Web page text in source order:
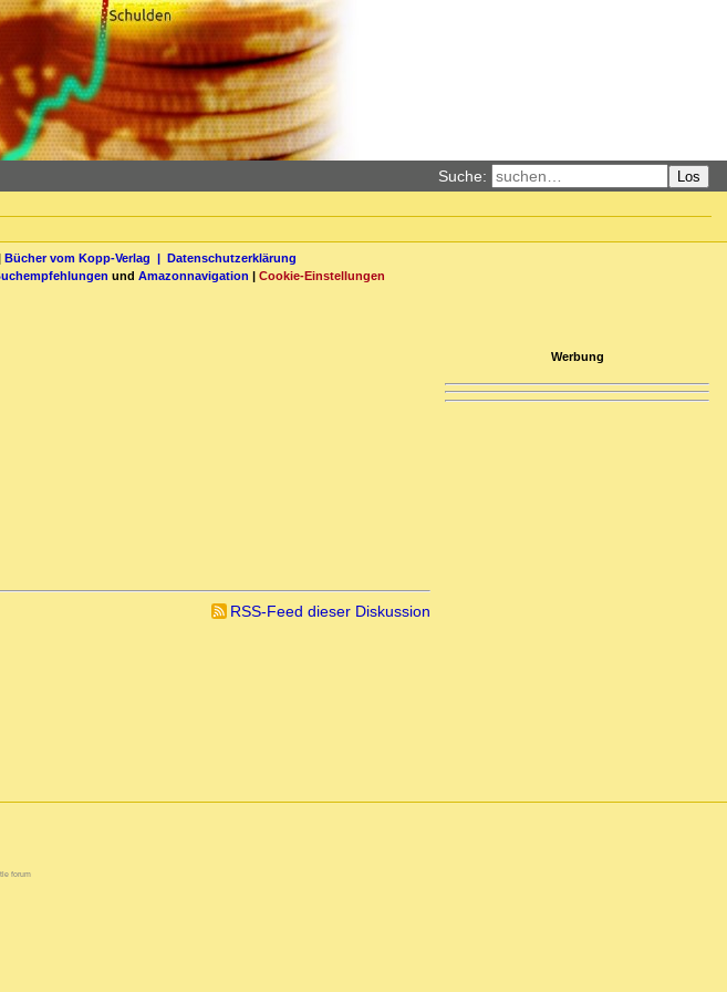
Suche: Los
Bücher vom Kopp-Verlag | Datenschutzerklärung
und Amazonnavigation | Cookie-Einstellungen
RSS-Feed dieser Diskussion
Werbung
forum